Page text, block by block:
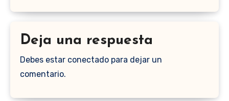
Deja una respuesta
Debes estar conectado para dejar un
comentario.